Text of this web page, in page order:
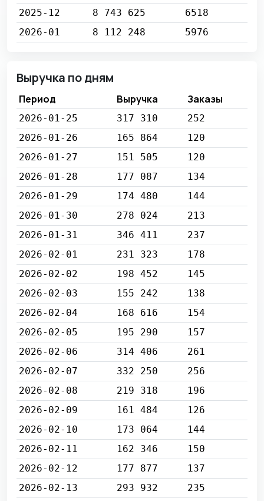
2025-12
8 743 625
6518
2026-01
8 112 248 5976
Выручка по дням
Период Выручка Заказы
2026-01-25 317 310
252
2026-01-26
165 864
120
2026-01-27
151 505
120
2026-01-28
177 087
134
2026-01-29
174 480
144
2026-01-30
278 024
213
2026-01-31
346 411
237
2026-02-01
231 323
178
2026-02-02
198 452
145
2026-02-03
155 242
138
2026-02-04
168 616
154
2026-02-05
195 290
157
2026-02-06
314 406
261
2026-02-07
332 250
256
2026-02-08
219 318
196
2026-02-09
161 484
126
2026-02-10
173 064
144
2026-02-11
162 346
150
2026-02-12
177 877
137
2026-02-13
293 932
235